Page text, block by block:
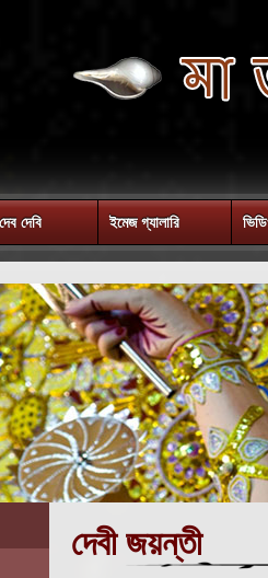
দেবি ইমেজ গ্যালারি
দেবী জয়ন্তী